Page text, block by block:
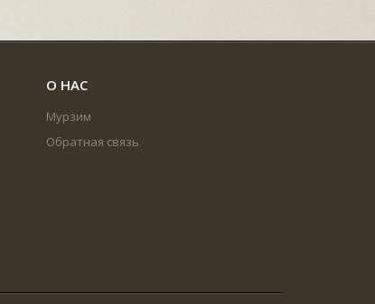
О НАС
Мурзим
Обратная связь